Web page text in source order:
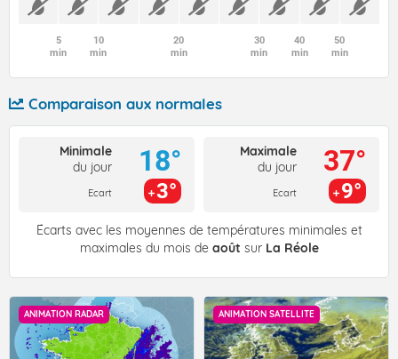
5
min
10
min
20
min
30
min
40
min
50
min
Comparaison aux normales
Minimale
du jour
Ecart
18°
3°
Maximale
du jour
Ecart
37°
9°
Écarts avec les moyennes de températures minimales et
maximales du mois de août sur La Réole
ANIMATION RADAR ANIMATION SATELLITE